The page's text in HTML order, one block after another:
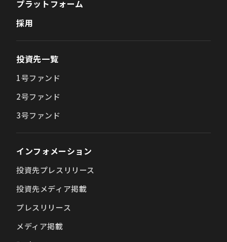
プラットフォーム
採用
投資先一覧
1号ファンド
2号ファンド
3号ファンド
インフォメーション
投資先プレスリリース
投資先メディア掲載
プレスリリース
メディア掲載